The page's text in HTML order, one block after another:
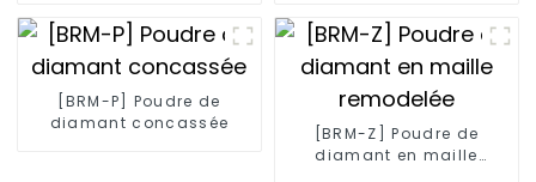
[BRM-P] Poudre de
diamant concassée
[BRM-Z] Poudre de
diamant en maille